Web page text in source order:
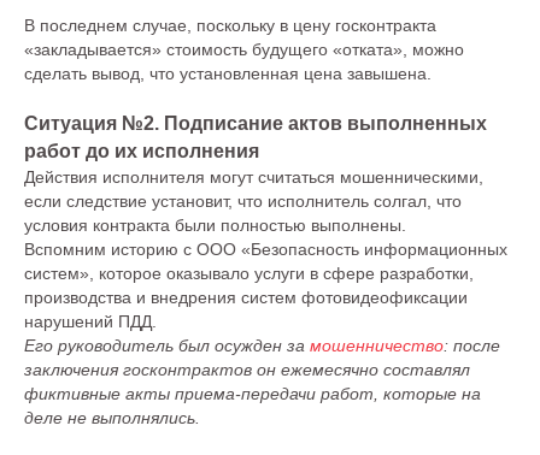
В последнем случае, поскольку в цену госконтракта
«закладывается» стоимость будущего «отката», можно
сделать вывод, что установленная цена завышена.
Ситуация №2. Подписание актов выполненных
работ до их исполнения
Действия исполнителя могут считаться мошенническими,
если следствие установит, что исполнитель солгал, что
условия контракта были полностью выполнены.
Вспомним историю с ООО «Безопасность информационных
систем», которое оказывало услуги в сфере разработки,
производства и внедрения систем фотовидеофиксации
нарушений ПДД.
Его руководитель был осужден за мошенничество: после
заключения госконтрактов он ежемесячно составлял
фиктивные акты приема-передачи работ, которые на
деле не выполнялись.